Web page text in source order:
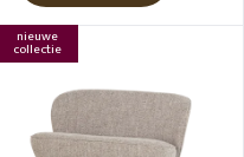
nieuwe
collectie